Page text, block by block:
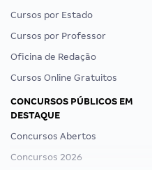
Cursos por Estado
Cursos por Professor
Oficina de Redação
Cursos Online Gratuitos
CONCURSOS PÚBLICOS EM
DESTAQUE
Concursos Abertos
Concursos 2026